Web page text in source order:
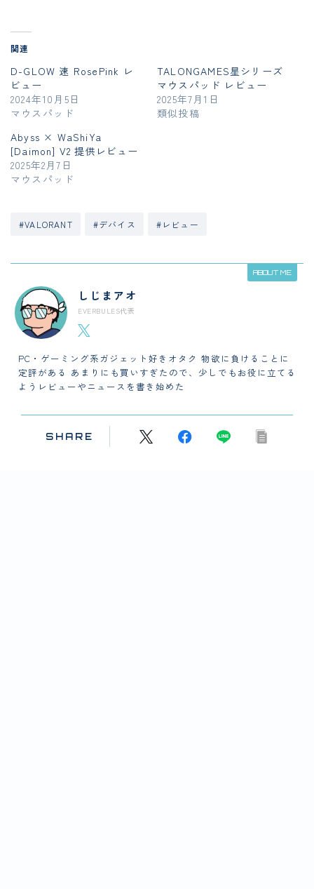
関連
D-GLOW 速 RosePink レ
ビュー
2024年10月5日
マウスパッド
TALONGAMES星シリーズ
マウスパッド レビュー
2025年7月1日
類似投稿
Abyss × WaShiYa
[Daimon] V2 提供レビュー
2025年2月7日
マウスパッド
#VALORANT #デバイス #レビュー
ABOUT ME
しじまアオ
EVERBULES代表
PC・ゲーミング系ガジェット好きオタク 物欲に負けることに
定評がある あまりにも買いすぎたので、少しでもお役に立てる
ようレビューやニュースを書き始めた
SHARE